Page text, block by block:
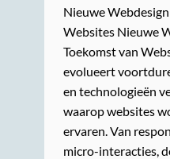
Nieuwe
Websites Nieuwe
Toekomst van
evolueert
en technologieën
waarop websites
ervaren. Van
micro-interacties,